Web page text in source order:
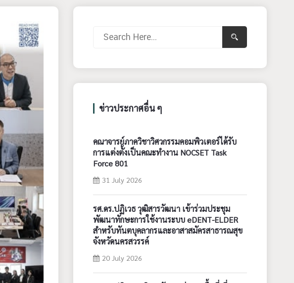
ข่าวประกาศอื่น ๆ
คณาจารย์ภาควิชาวิศวกรรมคอมพิวเตอร์ได้รับ
การแต่งตั้งเป็นคณะทำงาน NOCSET Task
Force 801
31 July 2026
รศ.ดร.ปฏิเวธ วุฒิสารวัฒนา เข้าร่วมประชุม
พัฒนาทักษะการใช้งานระบบ eDENT-ELDER
สำหรับทันตบุคลากรและอาสาสมัครสาธารณสุข
จังหวัดนครสวรรค์
20 July 2026